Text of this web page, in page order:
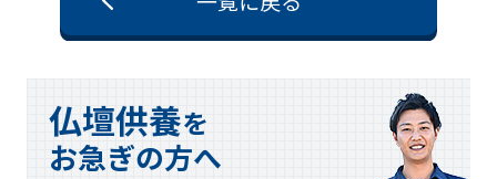
仏壇供養を
お急ぎの方へ